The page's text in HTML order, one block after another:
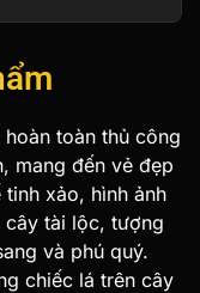
toàn thủ công
mang đến vẻ đẹp
xảo, hình ảnh
tài lộc, tượng
và phú quý.
chiếc lá trên cây